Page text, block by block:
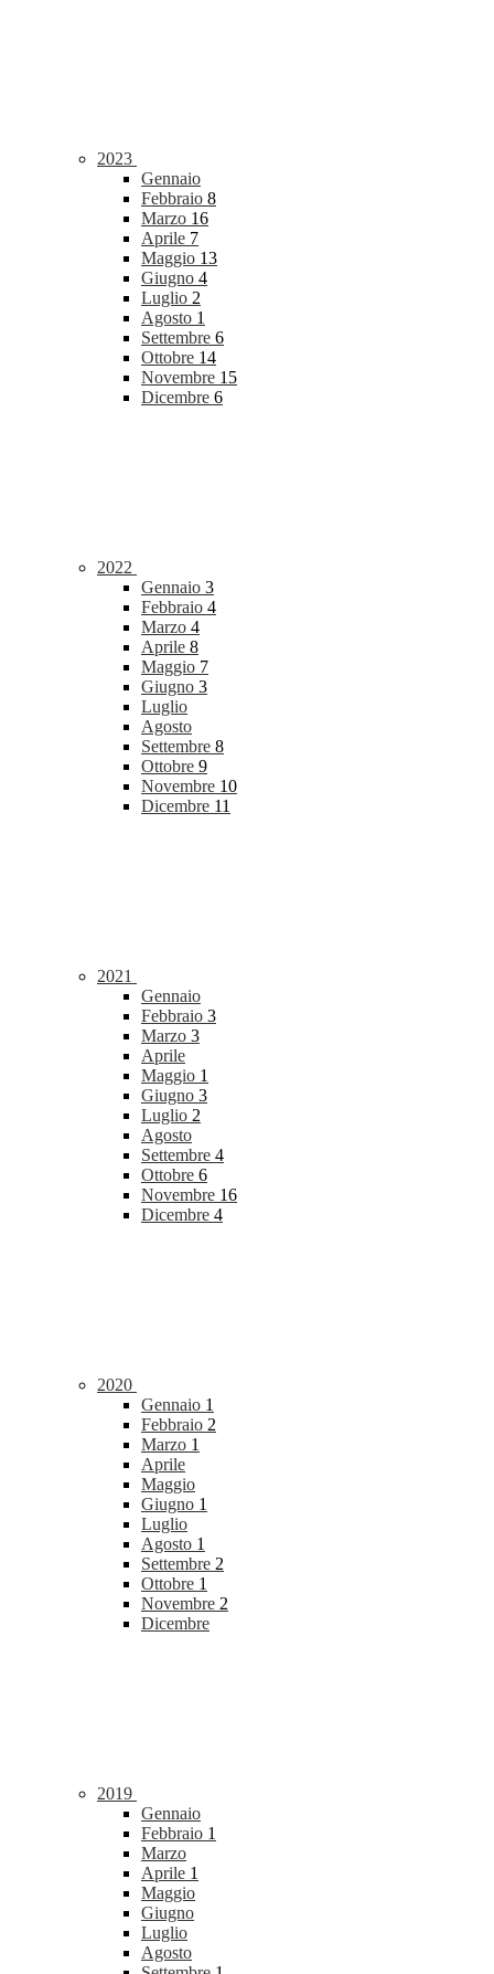
2023
Gennaio
Febbraio 8
Marzo 16
Aprile 7
Maggio 13
Giugno 4
Luglio 2
Agosto 1
Settembre 6
Ottobre 14
Novembre 15
Dicembre 6
2022
Gennaio 3
Febbraio 4
Marzo 4
Aprile 8
Maggio 7
Giugno 3
Luglio
Agosto
Settembre 8
Ottobre 9
Novembre 10
Dicembre 11
2021
Gennaio
Febbraio 3
Marzo 3
Aprile
Maggio 1
Giugno 3
Luglio 2
Agosto
Settembre 4
Ottobre 6
Novembre 16
Dicembre 4
2020
Gennaio 1
Febbraio 2
Marzo 1
Aprile
Maggio
Giugno 1
Luglio
Agosto 1
Settembre 2
Ottobre 1
Novembre 2
Dicembre
2019
Gennaio
Febbraio 1
Marzo
Aprile 1
Maggio
Giugno
Luglio
Agosto